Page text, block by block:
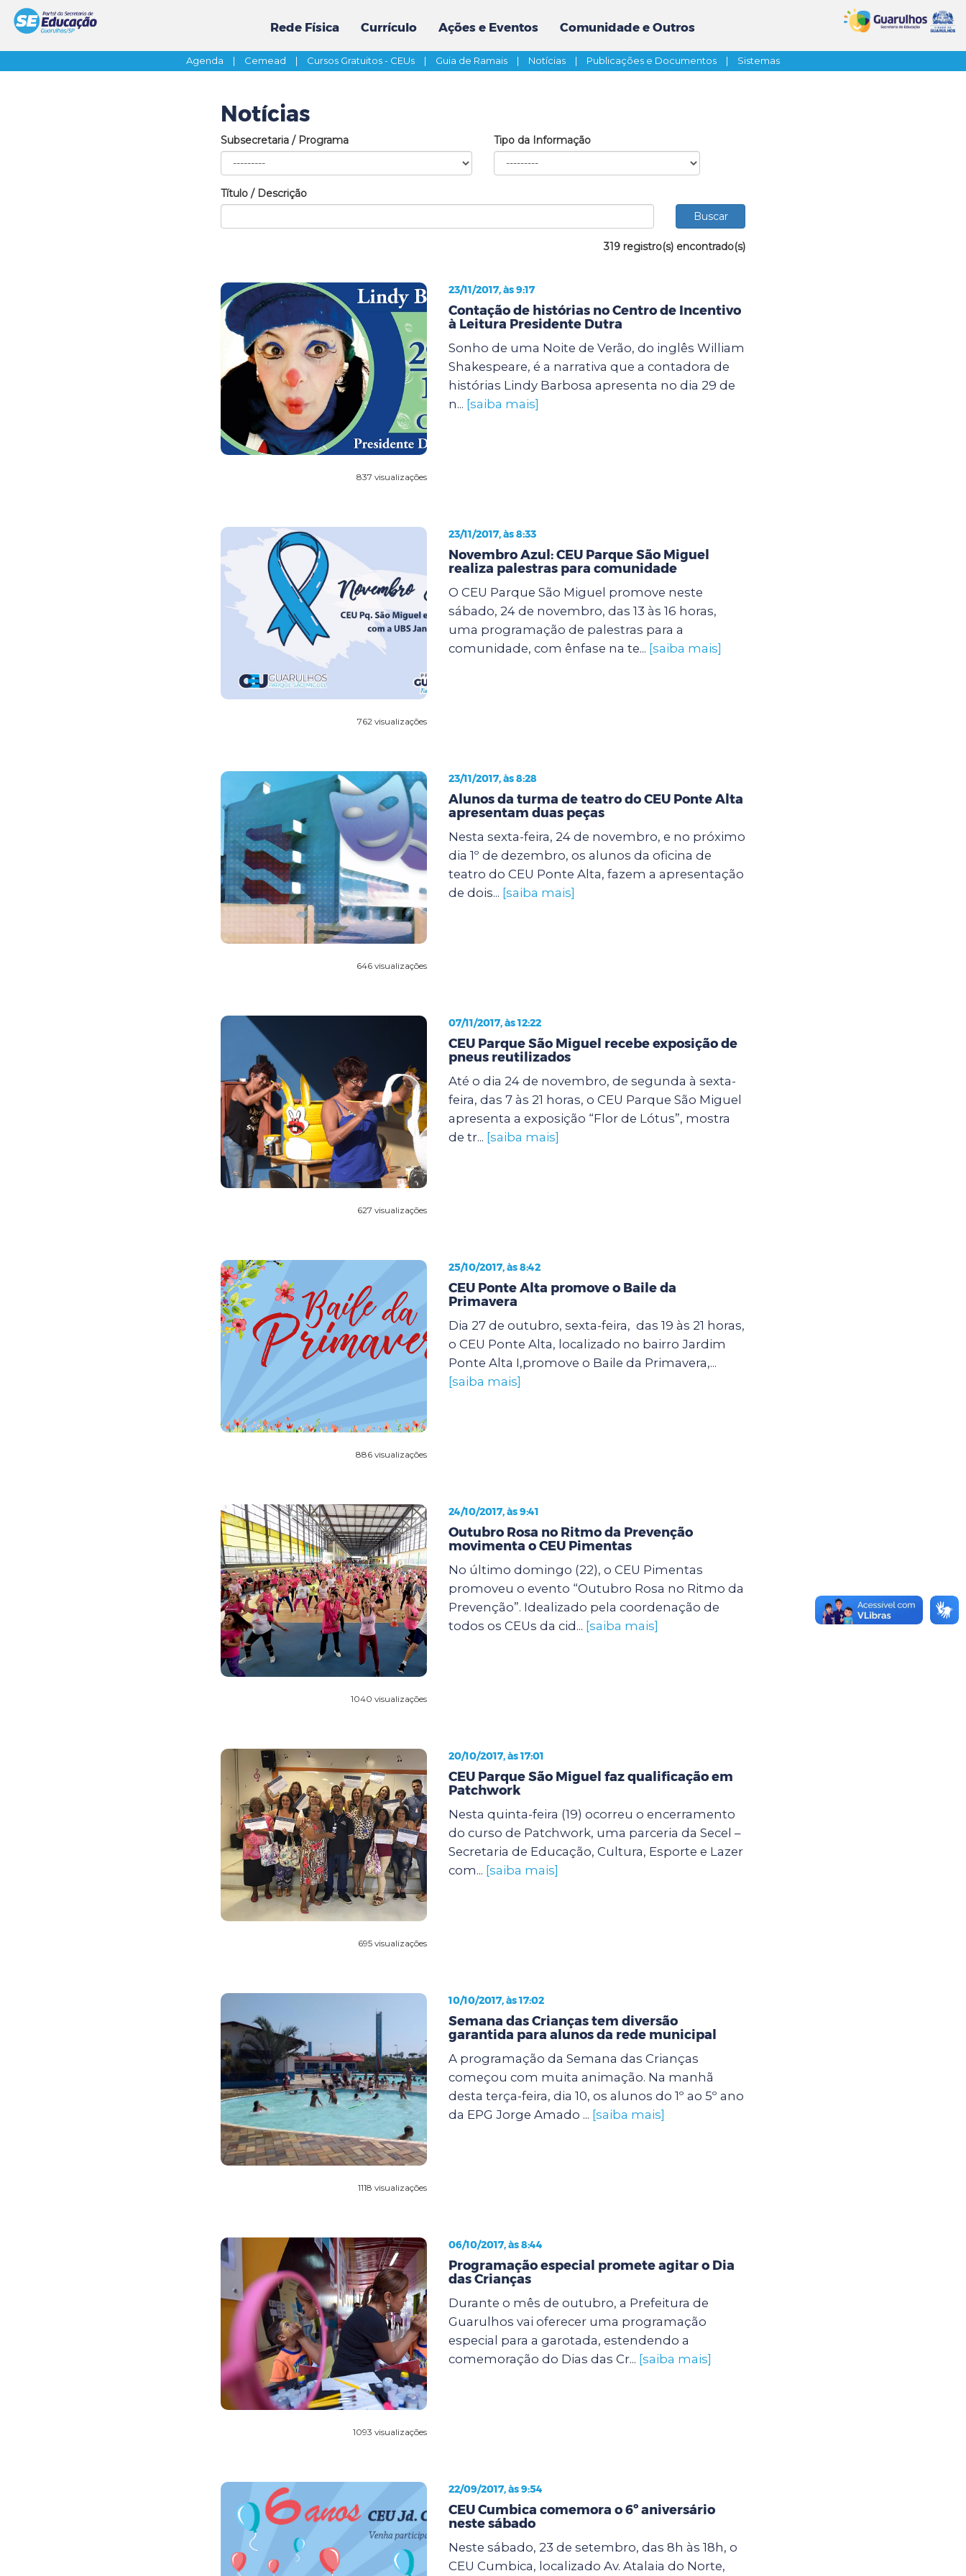
Rede Física Currículo Ações e Eventos Comunidade e Outros
Agenda | Cemead | Cursos Gratuitos - CEUs | Guia de Ramais | Notícias | Publicações e Documentos | Sistemas
Notícias
Subsecretaria / Programa Tipo da Informação
Título / Descrição
319 registro(s) encontrado(s)
837 visualizações
23/11/2017, às 9:17
Contação de histórias no Centro de Incentivo
à Leitura Presidente Dutra
Sonho de uma Noite de Verão, do inglês William
Shakespeare, é a narrativa que a contadora de
histórias Lindy Barbosa apresenta no dia 29 de
n... [saiba mais]
762 visualizações
23/11/2017, às 8:33
Novembro Azul: CEU Parque São Miguel
realiza palestras para comunidade
O CEU Parque São Miguel promove neste
sábado, 24 de novembro, das 13 às 16 horas,
uma programação de palestras para a
comunidade, com ênfase na te... [saiba mais]
646 visualizações
23/11/2017, às 8:28
Alunos da turma de teatro do CEU Ponte Alta
apresentam duas peças
Nesta sexta-feira, 24 de novembro, e no próximo
dia 1º de dezembro, os alunos da oficina de
teatro do CEU Ponte Alta, fazem a apresentação
de dois... [saiba mais]
627 visualizações
07/11/2017, às 12:22
CEU Parque São Miguel recebe exposição de
pneus reutilizados
Até o dia 24 de novembro, de segunda à sexta-
feira, das 7 às 21 horas, o CEU Parque São Miguel
apresenta a exposição “Flor de Lótus”, mostra
de tr... [saiba mais]
886 visualizações
25/10/2017, às 8:42
CEU Ponte Alta promove o Baile da
Primavera
Dia 27 de outubro, sexta-feira, das 19 às 21 horas,
o CEU Ponte Alta, localizado no bairro Jardim
Ponte Alta I,promove o Baile da Primavera,...
[saiba mais]
1040 visualizações
24/10/2017, às 9:41
Outubro Rosa no Ritmo da Prevenção
movimenta o CEU Pimentas
No último domingo (22), o CEU Pimentas
promoveu o evento “Outubro Rosa no Ritmo da
Prevenção”. Idealizado pela coordenação de
todos os CEUs da cid... [saiba mais]
695 visualizações
20/10/2017, às 17:01
CEU Parque São Miguel faz qualificação em
Patchwork
Nesta quinta-feira (19) ocorreu o encerramento
do curso de Patchwork, uma parceria da Secel –
Secretaria de Educação, Cultura, Esporte e Lazer
com... [saiba mais]
1118 visualizações
10/10/2017, às 17:02
Semana das Crianças tem diversão
garantida para alunos da rede municipal
A programação da Semana das Crianças
começou com muita animação. Na manhã
desta terça-feira, dia 10, os alunos do 1º ao 5º ano
da EPG Jorge Amado ... [saiba mais]
1093 visualizações
06/10/2017, às 8:44
Programação especial promete agitar o Dia
das Crianças
Durante o mês de outubro, a Prefeitura de
Guarulhos vai oferecer uma programação
especial para a garotada, estendendo a
comemoração do Dias das Cr... [saiba mais]
22/09/2017, às 9:54
CEU Cumbica comemora o 6º aniversário
neste sábado
Neste sábado, 23 de setembro, das 8h às 18h, o
CEU Cumbica, localizado Av. Atalaia do Norte,